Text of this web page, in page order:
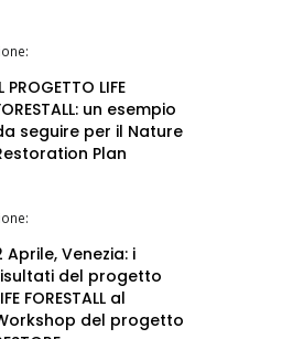
PROGETTO LIFE
un esempio
seguire per il Nature
Plan
Aprile, Venezia: i
del progetto
FORESTALL al
del progetto